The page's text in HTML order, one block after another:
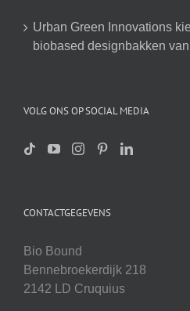
Urban Green Innovations
biobased designbakken
VOLG ONS OP SOCIAL MEDIA
CONTACTGEGEVENS
Bio Bound
Bennebroekerdijk 218
2142 LD Cruquius